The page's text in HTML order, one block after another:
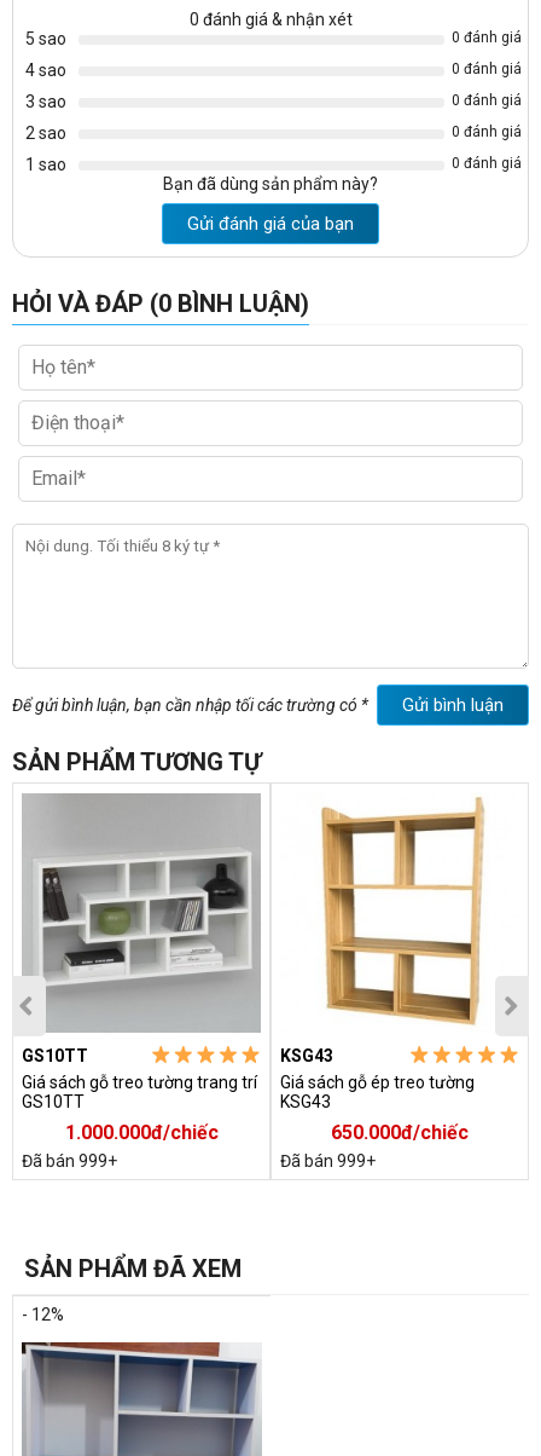
0 đánh giá & nhận xét
5 sao
0 đánh giá
4 sao 0 đánh giá
3 sao 0 đánh giá
2 sao 0 đánh giá
1 sao 0 đánh giá
Bạn đã dùng sản phẩm này?
Gửi đánh giá của bạn
HỎI VÀ ĐÁP (0 BÌNH LUẬN)
Để gửi bình luận, bạn cần nhập tối các trường có * Gửi bình luận
SẢN PHẨM TƯƠNG TỰ
GS10TT
Giá sách gỗ treo tường trang trí
GS10TT
1.000.000đ/chiếc
Đã bán 999+
KSG43
Giá sách gỗ ép treo tường
KSG43
650.000đ/chiếc
Đã bán 999+
SẢN PHẨM ĐÃ XEM
- 12%